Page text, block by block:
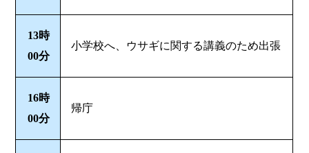
13時
00分
小学校へ、ウサギに関する講義のため出張
16時
00分
帰庁